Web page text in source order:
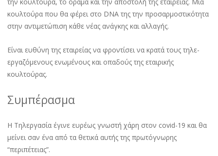
κουλτούρα που θα φέρει στο DNA της την προσαρμοστικότητα
στην αντιμετώπιση κάθε νέας ανάγκης και αλλαγής.
Είναι ευθύνη της εταιρείας να φροντίσει να κρατά τους τηλε-
εργαζόμενους ενωμένους και οπαδούς της εταιρικής
κουλτούρας.
Συμπέρασμα
Η Τηλεργασία έγινε ευρέως γνωστή χάρη στον covid-19 και θα
μείνει σαν ένα από τα θετικά αυτής της πρωτόγνωρης
“περιπέτειας”.